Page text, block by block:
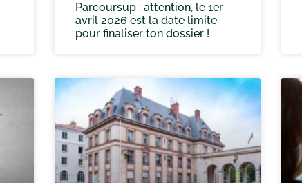
Parcoursup : attention, le 1er
avril 2026 est la date limite
pour finaliser ton dossier !